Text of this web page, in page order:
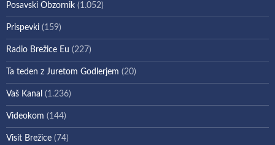
Posavski Obzornik (1.052)
Prispevki (159)
Radio Brežice Eu (227)
Ta teden z Juretom Godlerjem (20)
Vaš Kanal (1.236)
Videokom (144)
Visit Brežice (74)